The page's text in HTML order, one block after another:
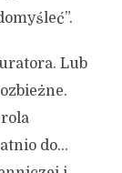
Lub
do…